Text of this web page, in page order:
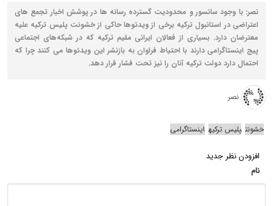
نصر: با وجود سانسور و محدودیت گسترده رسانه ها در پوشش اخبار تجمع های
اعتراضی در استانبول ترکیه برخی از ویدئوها حاکی از خشونت پلیس ترکیه علیه
معترضان دارد. بسیاری از فعالان ایرانی مقیم ترکیه که در شبکه‌های اجتماعی
پیج اینستاگرامی دارند با احتیاط فراوان به بازنشر این ویدئوها می کنند چرا که
احتمال دارد دولت ترکیه آنان را نیز تحت فشار قرار دهد.‌
نصر
خشونت پلیس ترکیه اینستاگرامی
افزودن نظر جدید
نام